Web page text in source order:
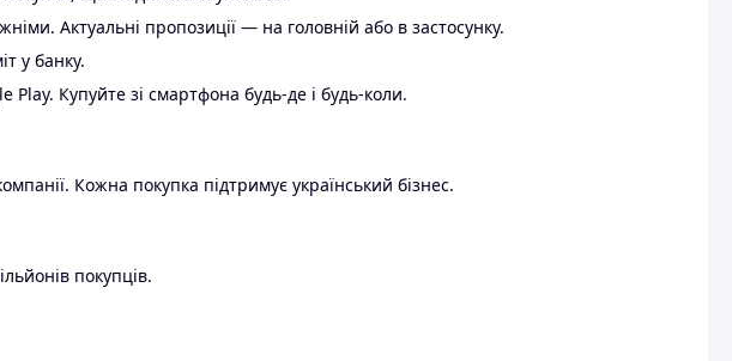
Актуальні пропозиції — на головній або в застосунку.
у банку.
Купуйте зі смартфона будь-де і будь-коли.
Кожна покупка підтримує український бізнес.
покупців.